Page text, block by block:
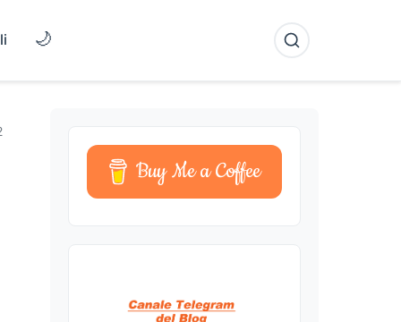
🌙
Buy Me a Coffee